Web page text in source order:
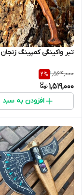
تبر واکینگی کمپینگ زنجان
1,564,000
2%
1,519,000
افزودن به سبد